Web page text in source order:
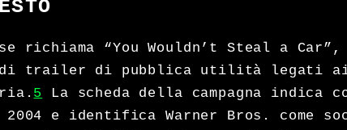
richiama “You Wouldn’t Steal a
trailer di pubblica utilità legati ai
5
La scheda della campagna indica
2004 e identifica Warner Bros. come